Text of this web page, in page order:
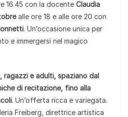
16.45 con la docente Claudia
alle ore 18 e alle ore 20 con
. Un’occasione unica per
e immergersi nel magico
ragazzi e adulti, spaziano dal
di recitazione, fino alla
. Un’offerta ricca e variegata.
Freiberg, direttrice artistica